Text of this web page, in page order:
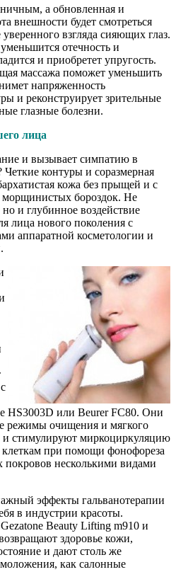
а обновленная и
внешности будет смотреться
взгляда сияющих глаз.
отечность и
и приобретет упругость.
массажа поможет уменьшить
напряженность
и реконструирует зрительные
глазные болезни.
лица
и вызывает симпатию в
Четкие контуры и соразмерная
кожа без прыщей и с
бороздок. Не
и глубинное воздействие
лица нового поколения с
аппаратной косметологии и
HS3003D или Beurer FC80. Они
режимы очищения и мягкого
и стимулируют миркоциркуляцию
при помощи фонофореза
несколькими видами
эффекты гальванотерапии
в индустрии красоты.
Beauty Lifting m910 и
здоровье кожи,
и дают столь же
как салонные